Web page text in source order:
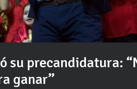
su precandidatura:
ganar”